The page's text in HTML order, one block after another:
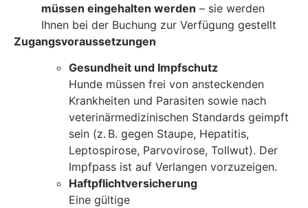
müssen eingehalten werden – sie werden
Ihnen bei der Buchung zur Verfügung gestellt
Zugangsvoraussetzungen
Gesundheit und Impfschutz
Hunde müssen frei von ansteckenden
Krankheiten und Parasiten sowie nach
veterinärmedizinischen Standards geimpft
sein (z. B. gegen Staupe, Hepatitis,
Leptospirose, Parvovirose, Tollwut). Der
Impfpass ist auf Verlangen vorzuzeigen.
Haftpflichtversicherung
Eine gültige